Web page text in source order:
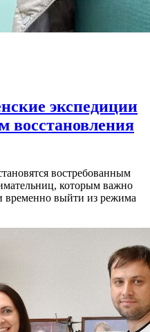
экспедиции
восстановления
востребованным
которым важно
временно выйти из режима